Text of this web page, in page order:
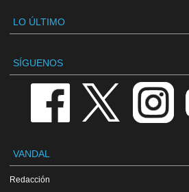
LO ÚLTIMO
SÍGUENOS
VANDAL
Redacción